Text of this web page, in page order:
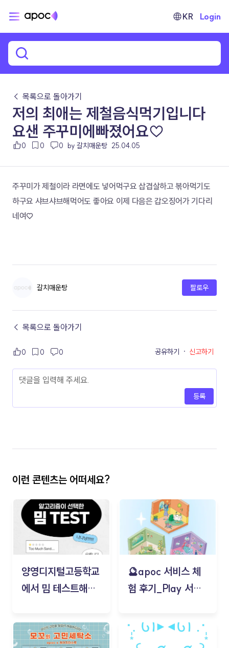
KR Login
← 목록으로 돌아가기
저의 최애는 제철음식먹기입니다
요샌 주꾸미에빠졌어요♡
0 0 0 by 갈치매운탕 25.04.05
주꾸미가 제철이라 라면에도 넣어먹구요 삽겹살하고 볶아먹기도
하구요 샤브샤브해먹어도 좋아요 이제 다음은 갑오징어가 기다리
네여♡
갈치매운탕 팔로우
← 목록으로 돌아가기
0 0 0 공유하기 · 신고하기
등록
이런 콘텐츠는 어떠세요?
양영디지털고등학교
에서 밈 테스트해보
🔮apoc 서비스 체
험 후기_Play 서비
김태현